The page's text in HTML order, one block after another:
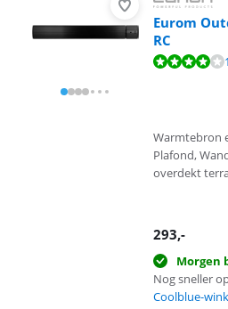
Eurom
RC
Beoordeling is 8,4 van de 10, gebaseerd
Warmtebron
Plafond,
overdekt
293,-
Morgen
Nog sneller
Coolblue-